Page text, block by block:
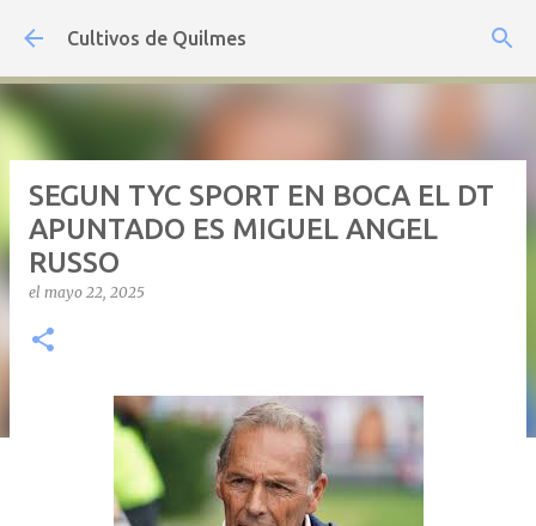
Ir al contenido principal
Cultivos de Quilmes
SEGUN TYC SPORT EN BOCA EL DT
APUNTADO ES MIGUEL ANGEL
RUSSO
el mayo 22, 2025